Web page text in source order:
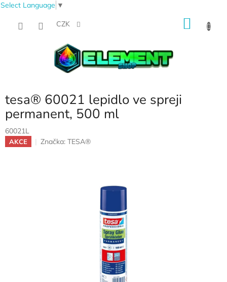
Select Language ▼
CZK
tesa® 60021 lepidlo ve spreji
permanent, 500 ml
60021L
AKCE Značka: TESA®